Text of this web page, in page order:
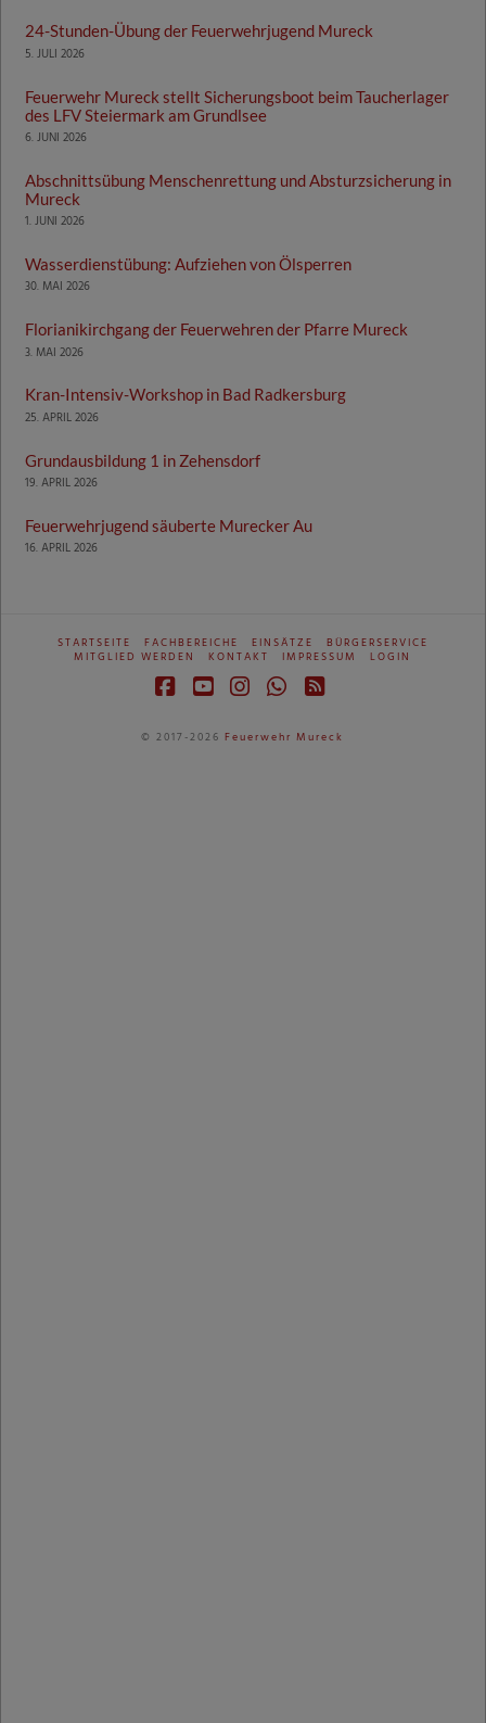
24-Stunden-Übung der Feuerwehrjugend Mureck
5. JULI 2026
Feuerwehr Mureck stellt Sicherungsboot beim Taucherlager
des LFV Steiermark am Grundlsee
6. JUNI 2026
Abschnittsübung Menschenrettung und Absturzsicherung in
Mureck
1. JUNI 2026
Wasserdienstübung: Aufziehen von Ölsperren
30. MAI 2026
Florianikirchgang der Feuerwehren der Pfarre Mureck
3. MAI 2026
Kran-Intensiv-Workshop in Bad Radkersburg
25. APRIL 2026
Grundausbildung 1 in Zehensdorf
19. APRIL 2026
Feuerwehrjugend säuberte Murecker Au
16. APRIL 2026
STARTSEITE FACHBEREICHE EINSÄTZE
BÜRGERSERVICE
MITGLIED WERDEN
KONTAKT IMPRESSUM LOGIN
Facebook
YouTubeInstagram
Whatsapp
RSS
© 2017-2026Feuerwehr Mureck